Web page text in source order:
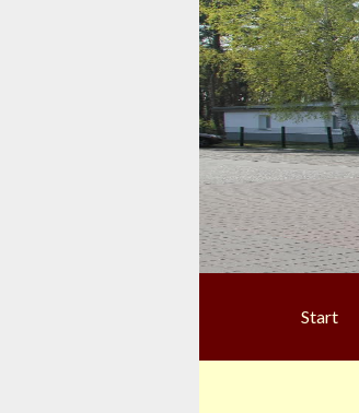
Start